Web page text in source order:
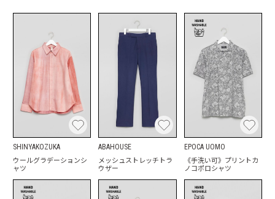
SHINYAKOZUKA
ウールグラデーションシ
ャツ
ABAHOUSE
メッシュストレッチトラ
ウザー
EPOCA UOMO
《手洗い可》プリントカ
ノコポロシャツ